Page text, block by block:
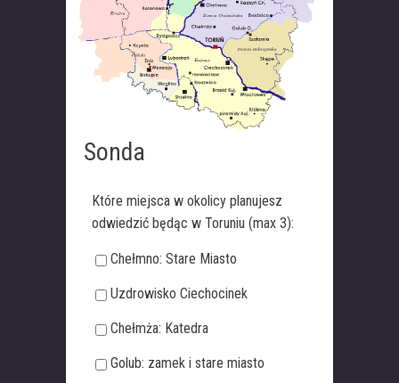
Sonda
Które miejsca w okolicy planujesz
odwiedzić będąc w Toruniu (max 3):
Chełmno: Stare Miasto
Uzdrowisko Ciechocinek
Chełmża: Katedra
Golub: zamek i stare miasto